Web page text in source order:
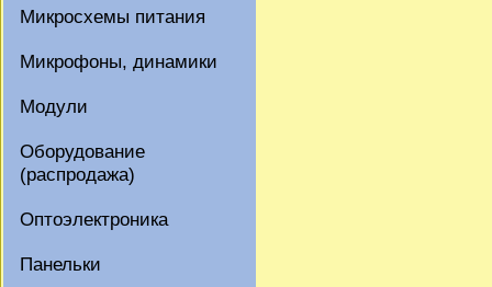
Микросхемы питания
Микрофоны, динамики
Модули
Оборудование
(распродажа)
Оптоэлектроника
Панельки